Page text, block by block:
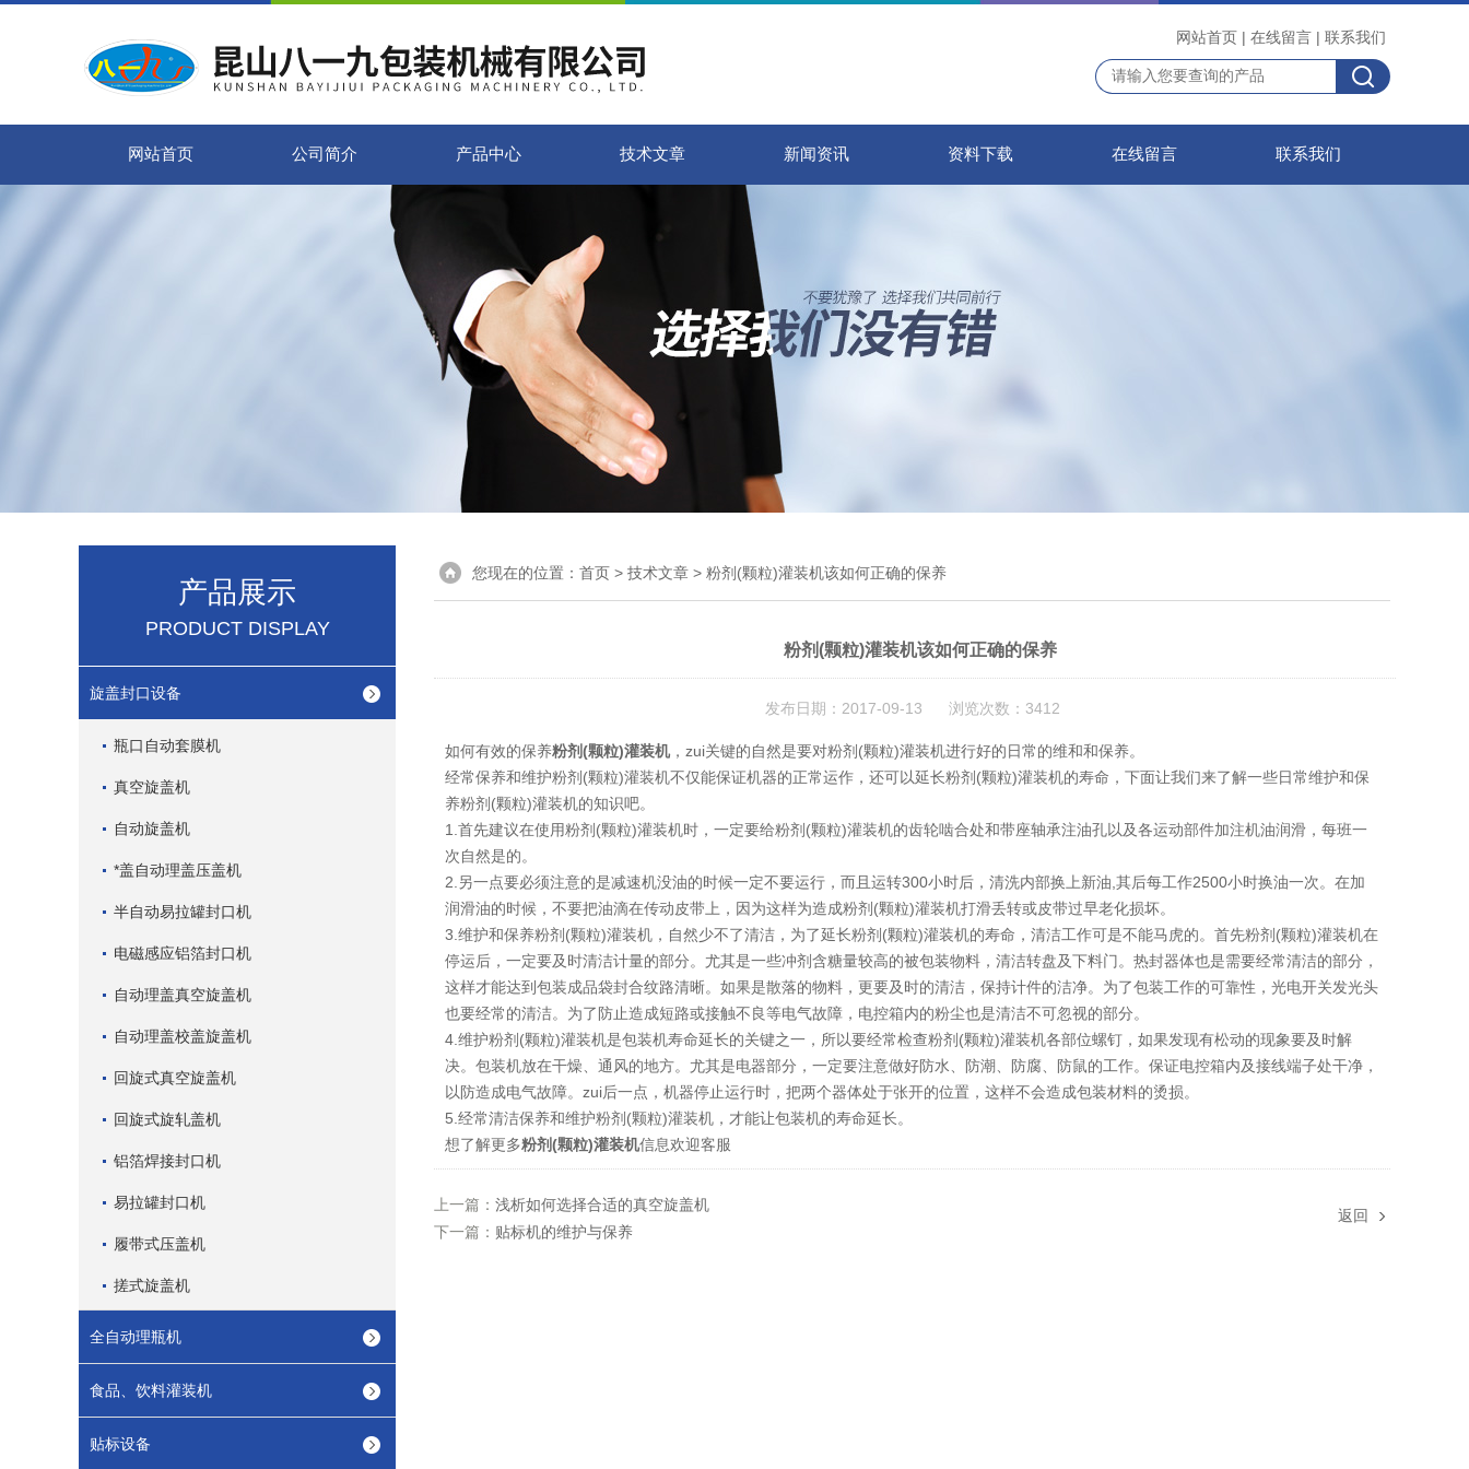
网站首页 | 在线留言 | 联系我们
网站首页 公司简介 产品中心 技术文章 新闻资讯 资料下载 在线留言 联系我们
产品展示
PRODUCT DISPLAY
旋盖封口设备
瓶口自动套膜机
真空旋盖机
自动旋盖机
*盖自动理盖压盖机
半自动易拉罐封口机
电磁感应铝箔封口机
自动理盖真空旋盖机
自动理盖校盖旋盖机
回旋式真空旋盖机
回旋式旋轧盖机
铝箔焊接封口机
易拉罐封口机
履带式压盖机
搓式旋盖机
全自动理瓶机
食品、饮料灌装机
贴标设备
您现在的位置： 首页 > 技术文章 > 粉剂(颗粒)灌装机该如何正确的保养
粉剂(颗粒)灌装机该如何正确的保养
发布日期：2017-09-13 浏览次数：3412
如何有效的保养粉剂(颗粒)灌装机，zui关键的自然是要对粉剂(颗粒)灌装机进行好的日常的维和和保养。
经常保养和维护粉剂(颗粒)灌装机不仅能保证机器的正常运作，还可以延长粉剂(颗粒)灌装机的寿命，下面让我们来了解一些日常维护和保
养粉剂(颗粒)灌装机的知识吧。
1.首先建议在使用粉剂(颗粒)灌装机时，一定要给粉剂(颗粒)灌装机的齿轮啮合处和带座轴承注油孔以及各运动部件加注机油润滑，每班一
次自然是的。
2.另一点要必须注意的是减速机没油的时候一定不要运行，而且运转300小时后，清洗内部换上新油,其后每工作2500小时换油一次。在加
润滑油的时候，不要把油滴在传动皮带上，因为这样为造成粉剂(颗粒)灌装机打滑丢转或皮带过早老化损坏。
3.维护和保养粉剂(颗粒)灌装机，自然少不了清洁，为了延长粉剂(颗粒)灌装机的寿命，清洁工作可是不能马虎的。首先粉剂(颗粒)灌装机在
停运后，一定要及时清洁计量的部分。尤其是一些冲剂含糖量较高的被包装物料，清洁转盘及下料门。热封器体也是需要经常清洁的部分，
这样才能达到包装成品袋封合纹路清晰。如果是散落的物料，更要及时的清洁，保持计件的洁净。为了包装工作的可靠性，光电开关发光头
也要经常的清洁。为了防止造成短路或接触不良等电气故障，电控箱内的粉尘也是清洁不可忽视的部分。
4.维护粉剂(颗粒)灌装机是包装机寿命延长的关键之一，所以要经常检查粉剂(颗粒)灌装机各部位螺钉，如果发现有松动的现象要及时解
决。包装机放在干燥、通风的地方。尤其是电器部分，一定要注意做好防水、防潮、防腐、防鼠的工作。保证电控箱内及接线端子处干净，
以防造成电气故障。zui后一点，机器停止运行时，把两个器体处于张开的位置，这样不会造成包装材料的烫损。
5.经常清洁保养和维护粉剂(颗粒)灌装机，才能让包装机的寿命延长。
想了解更多粉剂(颗粒)灌装机信息欢迎客服
上一篇： 浅析如何选择合适的真空旋盖机
下一篇： 贴标机的维护与保养
返回